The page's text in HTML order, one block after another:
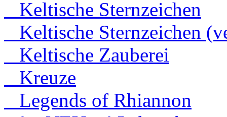
Keltische Sternzeichen
Keltische Sternzeichen
Keltische Zauberei
Kreuze
Legends of Rhiannon